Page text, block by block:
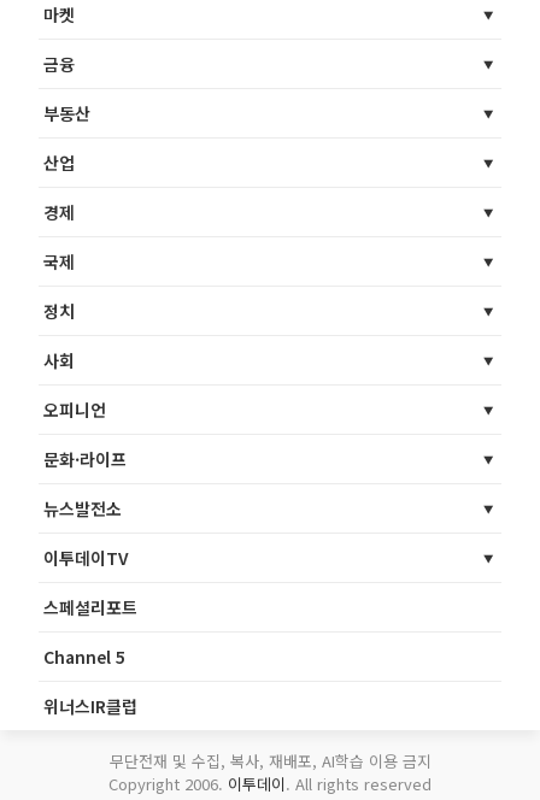
마켓
금융
부동산
산업
경제
국제
정치
사회
오피니언
문화·라이프
뉴스발전소
이투데이TV
스페셜리포트
Channel 5
위너스IR클럽
무단전재 및 수집, 복사, 재배포, AI학습 이용 금지
Copyright 2006. 이투데이. All rights reserved